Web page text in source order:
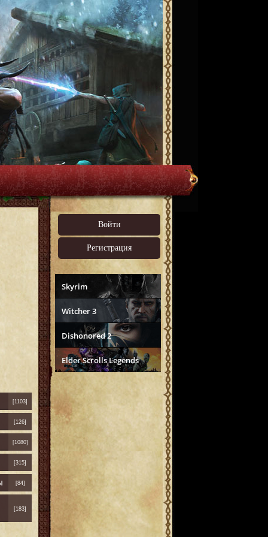
Войти
Регистрация
Skyrim
Witcher 3
Dishonored 2
Elder Scrolls Legends
[1103]
[126]
[1080]
[315]
[84]
[183]